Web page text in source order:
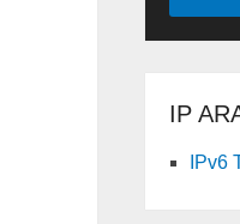
IP
IPv6